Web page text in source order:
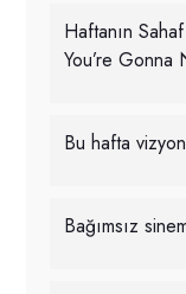
Haftanın
You’re
Bu hafta
Bağımsız